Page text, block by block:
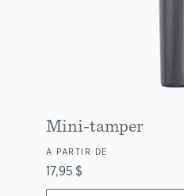
Mini-tamper
À PARTIR DE
17,95 $